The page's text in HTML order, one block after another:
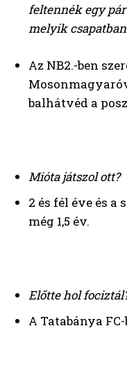
feltennék egy
melyik csapatban
Az NB2.-ben
balhátvéd a
Mióta játszol ott?
2 és fél éve és a
még 1,5 év.
Előtte hol
A Tatabánya